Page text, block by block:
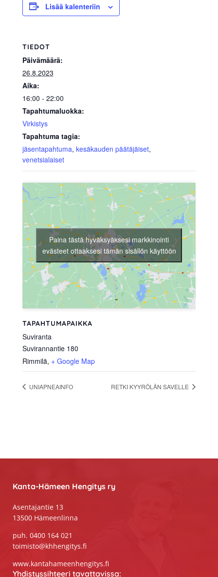
Lisää kalenteriin
TIEDOT
Päivämäärä:
26.8.2023
Aika:
16:00 - 22:00
Tapahtumaluokka:
Virkistys
Tapahtuma tagia:
jäsentapahtuma, kesäkauden päätäjäiset,
venetsialaiset
TAPAHTUMAPAIKKA
Suviranta
Suvirannantie 180
Rimmilä, + Google Map
Paina tästä hyväksyäksesi markkinointi
evästeet ottaaksesi tämän sisällön käyttöön
UNIAPNEAINFO RETKI KYYRÖLÄN SAVELLE
Kanta-Hämeen Hengitys ry
Asentajantie 13
13500 Hämeenlinna
puh. 0400 164 021
toimisto@khhengitys.fi
www.kantahameenhengitys.fi
Yhdistyssihteeri tavattavissa: